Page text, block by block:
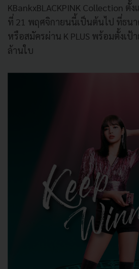
KBankxBLACKPINK Collection ตั้ง
ที่ 21 พฤศจิกายนนี้เป็นต้นไป ที่ธนา
หรือสมัครผ่าน K PLUS พร้อมตั้งเป้
ล้านใบ